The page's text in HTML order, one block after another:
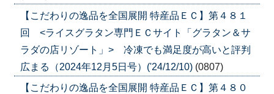
【こだわりの逸品を全国展開 特産品ＥＣ】第４８１
回 <ライスグラタン専門ＥＣサイト「グラタン＆サ
ラダの店リゾート」> 冷凍でも満足度が高いと評判
広まる（2024年12月5日号）('24/12/10) (0807)
【こだわりの逸品を全国展開 特産品ＥＣ】第４８０